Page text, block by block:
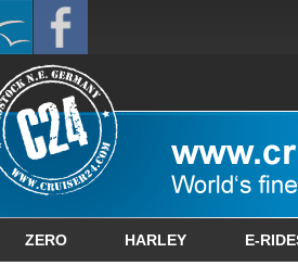
ZERO HARLEY E-